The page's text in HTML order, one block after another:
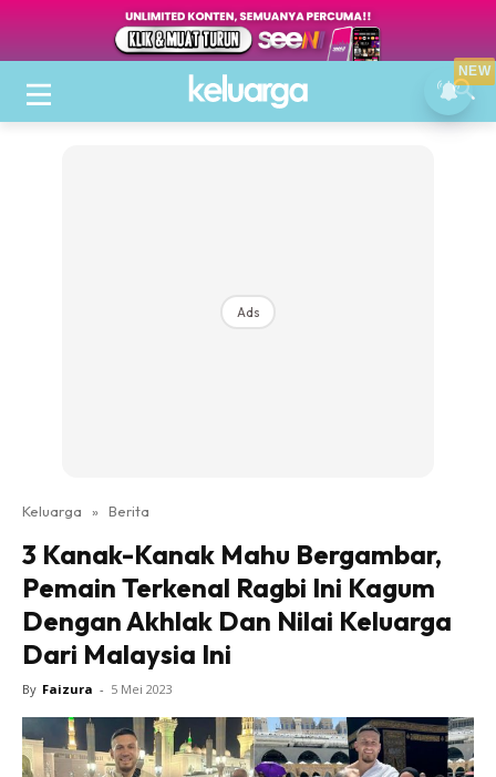
Ads
Keluarga » Berita
3 Kanak-Kanak Mahu Bergambar,
Pemain Terkenal Ragbi Ini Kagum
Dengan Akhlak Dan Nilai Keluarga
Dari Malaysia Ini
By Faizura - 5 Mei 2023
NEW